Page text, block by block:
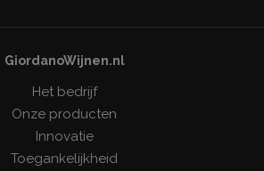
GiordanoWijnen.nl
Het bedrijf
Onze producten
Innovatie
Toegankelijkheid